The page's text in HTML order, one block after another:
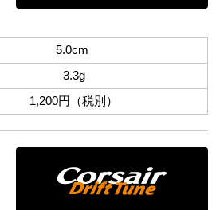
5.0cm
3.3g
1,200円（税別）